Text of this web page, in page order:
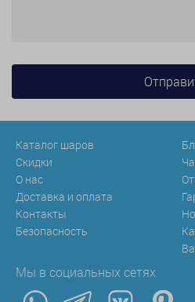
Каталог шаров
Скидки
О нас
Доставка и оплата
Контакты
Безопасность
Мы в социальных сетях